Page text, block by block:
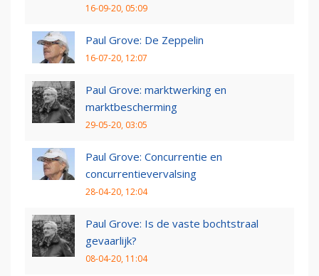
16-09-20, 05:09
Paul Grove: De Zeppelin
16-07-20, 12:07
Paul Grove: marktwerking en
marktbescherming
29-05-20, 03:05
Paul Grove: Concurrentie en
concurrentievervalsing
28-04-20, 12:04
Paul Grove: Is de vaste bochtstraal
gevaarlijk?
08-04-20, 11:04